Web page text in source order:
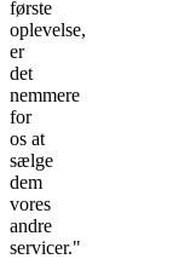
første
oplevelse,
er
det
nemmere
for
os at
sælge
dem
vores
andre
servicer."